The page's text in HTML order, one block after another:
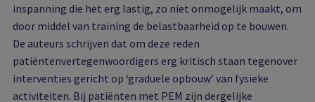
inspanning die het erg lastig, zo niet onmogelijk maakt, om
door middel van training de belastbaarheid op te bouwen.
De auteurs schrijven dat om deze reden
patiëntenvertegenwoordigers erg kritisch staan tegenover
interventies gericht op ‘graduele opbouw’ van fysieke
activiteiten. Bij patiënten met PEM zijn dergelijke